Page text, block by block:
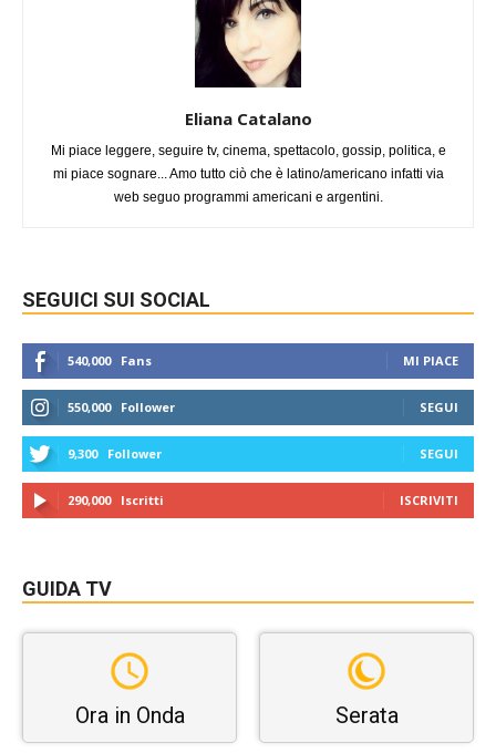
Eliana Catalano
Mi piace leggere, seguire tv, cinema, spettacolo, gossip, politica, e
mi piace sognare... Amo tutto ciò che è latino/americano infatti via
web seguo programmi americani e argentini.
SEGUICI SUI SOCIAL
540,000 Fans MI PIACE
550,000 Follower SEGUI
9,300 Follower SEGUI
290,000 Iscritti ISCRIVITI
GUIDA TV
Ora in Onda Serata